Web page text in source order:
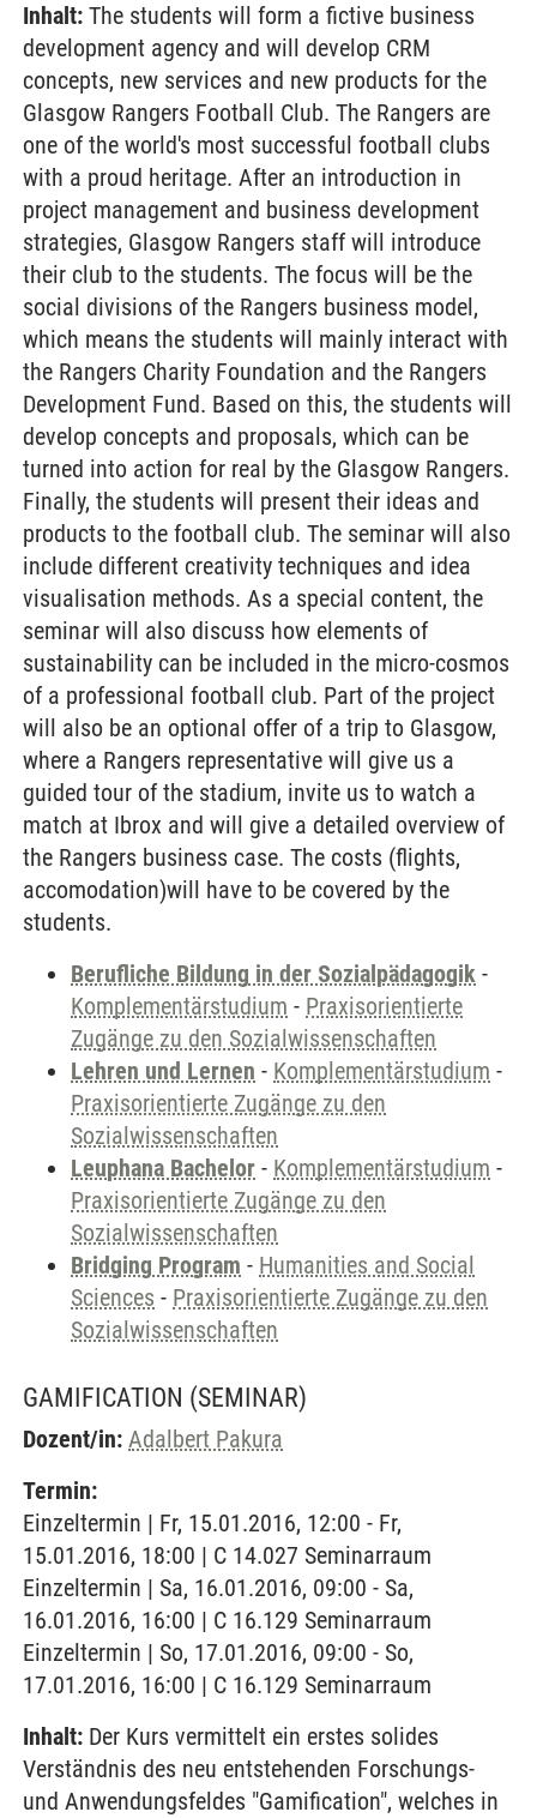
Inhalt: The students will form a fictive business
development agency and will develop CRM
concepts, new services and new products for the
Glasgow Rangers Football Club. The Rangers are
one of the world's most successful football clubs
with a proud heritage. After an introduction in
project management and business development
strategies, Glasgow Rangers staff will introduce
their club to the students. The focus will be the
social divisions of the Rangers business model,
which means the students will mainly interact with
the Rangers Charity Foundation and the Rangers
Development Fund. Based on this, the students will
develop concepts and proposals, which can be
turned into action for real by the Glasgow Rangers.
Finally, the students will present their ideas and
products to the football club. The seminar will also
include different creativity techniques and idea
visualisation methods. As a special content, the
seminar will also discuss how elements of
sustainability can be included in the micro-cosmos
of a professional football club. Part of the project
will also be an optional offer of a trip to Glasgow,
where a Rangers representative will give us a
guided tour of the stadium, invite us to watch a
match at Ibrox and will give a detailed overview of
the Rangers business case. The costs (flights,
accomodation)will have to be covered by the
students.
Berufliche Bildung in der Sozialpädagogik -
Komplementärstudium - Praxisorientierte
Zugänge zu den Sozialwissenschaften
Lehren und Lernen - Komplementärstudium -
Praxisorientierte Zugänge zu den
Sozialwissenschaften
Leuphana Bachelor - Komplementärstudium -
Praxisorientierte Zugänge zu den
Sozialwissenschaften
Bridging Program - Humanities and Social
Sciences - Praxisorientierte Zugänge zu den
Sozialwissenschaften
GAMIFICATION (SEMINAR)
Dozent/in: Adalbert Pakura
Termin:
Einzeltermin | Fr, 15.01.2016, 12:00 - Fr,
15.01.2016, 18:00 | C 14.027 Seminarraum
Einzeltermin | Sa, 16.01.2016, 09:00 - Sa,
16.01.2016, 16:00 | C 16.129 Seminarraum
Einzeltermin | So, 17.01.2016, 09:00 - So,
17.01.2016, 16:00 | C 16.129 Seminarraum
Inhalt: Der Kurs vermittelt ein erstes solides
Verständnis des neu entstehenden Forschungs-
und Anwendungsfeldes "Gamification", welches in